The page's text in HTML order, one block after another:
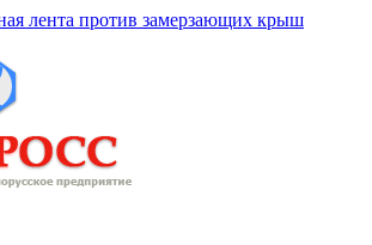
лента против замерзающих крыш